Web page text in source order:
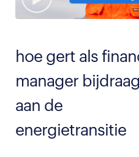
hoe gert als
manager
aan de
energietransitie